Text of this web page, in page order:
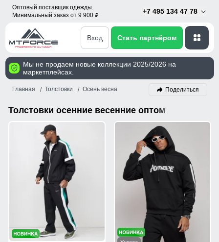
Оптовый поставщик одежды.
Минимальный заказ от 9 900 p
+7 495 134 47 78
Вход Стать партнёром
Мы не продаем новые коллекции 2025/2026 на
маркетплейсах.
Главная Толстовки Осень весна Поделиться
Толстовки осенние весенние оптом